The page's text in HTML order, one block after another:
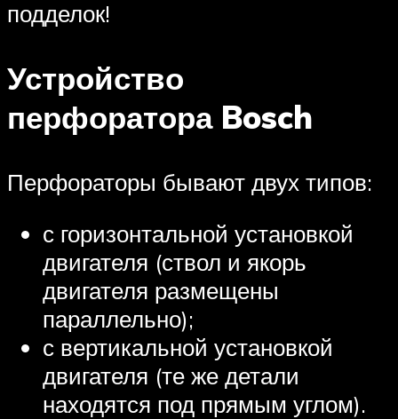
подделок!
Устройство
перфоратора Bosch
Перфораторы бывают двух типов:
с горизонтальной установкой
двигателя (ствол и якорь
двигателя размещены
параллельно);
с вертикальной установкой
двигателя (те же детали
находятся под прямым углом).